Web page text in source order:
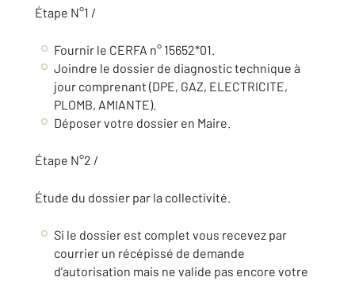
Étape N°1 /
Fournir le CERFA n° 15652*01.
Joindre le dossier de diagnostic technique à
jour comprenant (DPE, GAZ, ELECTRICITE,
PLOMB, AMIANTE).
Déposer votre dossier en Maire.
Étape N°2 /
Étude du dossier par la collectivité.
Si le dossier est complet vous recevez par
courrier un récépissé de demande
d’autorisation mais ne valide pas encore votre